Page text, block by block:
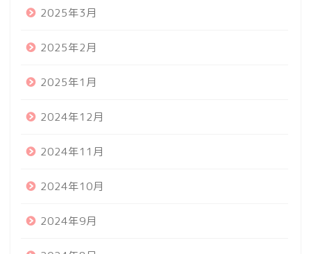
2025年3月
2025年2月
2025年1月
2024年12月
2024年11月
2024年10月
2024年9月